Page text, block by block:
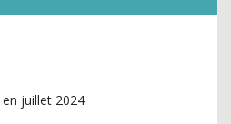
en juillet 2024